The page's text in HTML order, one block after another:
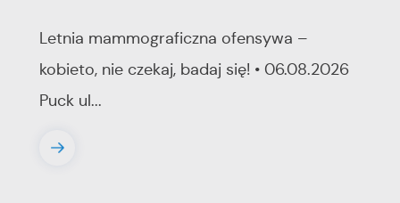
Letnia mammograficzna ofensywa –
kobieto, nie czekaj, badaj się! • 06.08.2026
Puck ul...